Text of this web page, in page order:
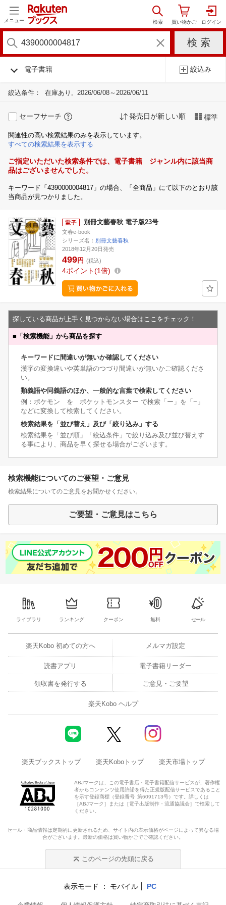
メニュー
電子書籍 絞込み
絞込条件： 在庫あり 2026/06/08～2026/06/11
セーフサーチ 発売日が新しい順 標準
関連性の高い検索結果のみを表示しています。
すべての検索結果を表示する
ご指定いただいた検索条件では、電子書籍 ジャンル内に該当商
品はございませんでした。
キーワード「4390000004817」の場合、「全商品」にて以下のとおり該
当商品が見つかりました。
別冊文藝春秋 電子版23号
文春e-book
シリーズ名： 別冊文藝春秋
2018年12月20日発売
499円 (税込)
4ポイント 1倍
探している商品が上手く見つからない場合はここをチェック！
■ 「検索機能」から商品を探す
キーワードに間違いが無いか確認してください
漢字の変換違いや英単語のつづり間違いが無いかご確認くださ
い。
類義語や同義語のほか、一般的な言葉で検索してください
例：ポケモン を ポケットモンスター で検索「ー」を「−」
などに変換して検索してください。
検索結果を「並び替え」及び「絞り込み」する
検索結果を「並び順」「絞込条件」で絞り込み及び並び替えす
る事により、商品を早く探せる場合がございます。
検索機能についてのご要望・ご意見
検索結果についてのご意見をお聞かせください。
ご要望・ご意見はこちら
ライブラリ ランキング クーポン 無料 セール
楽天Kobo 初めての方へ メルマガ設定
読書アプリ 電子書籍リーダー
領収書を発行する ご意見・ご要望
楽天Kobo ヘルプ
楽天ブックストップ 楽天Koboトップ 楽天市場トップ
ABJマークは、この電子書店・電子書籍配信サービスが、著作権
者からコンテンツ使用許諾を得た正規版配信サービスであること
を示す登録商標（登録番号 第6091713号）です。詳しくは
［ABJマーク］または［電子出版制作・流通協議会］で検索して
ください。
セール・商品情報は定期的に更新されるため、サイト内の表示価格がページによって異なる場
合がございます。最新の価格は買い物かごでご確認ください。
このページの先頭に戻る
表示モード モバイル PC